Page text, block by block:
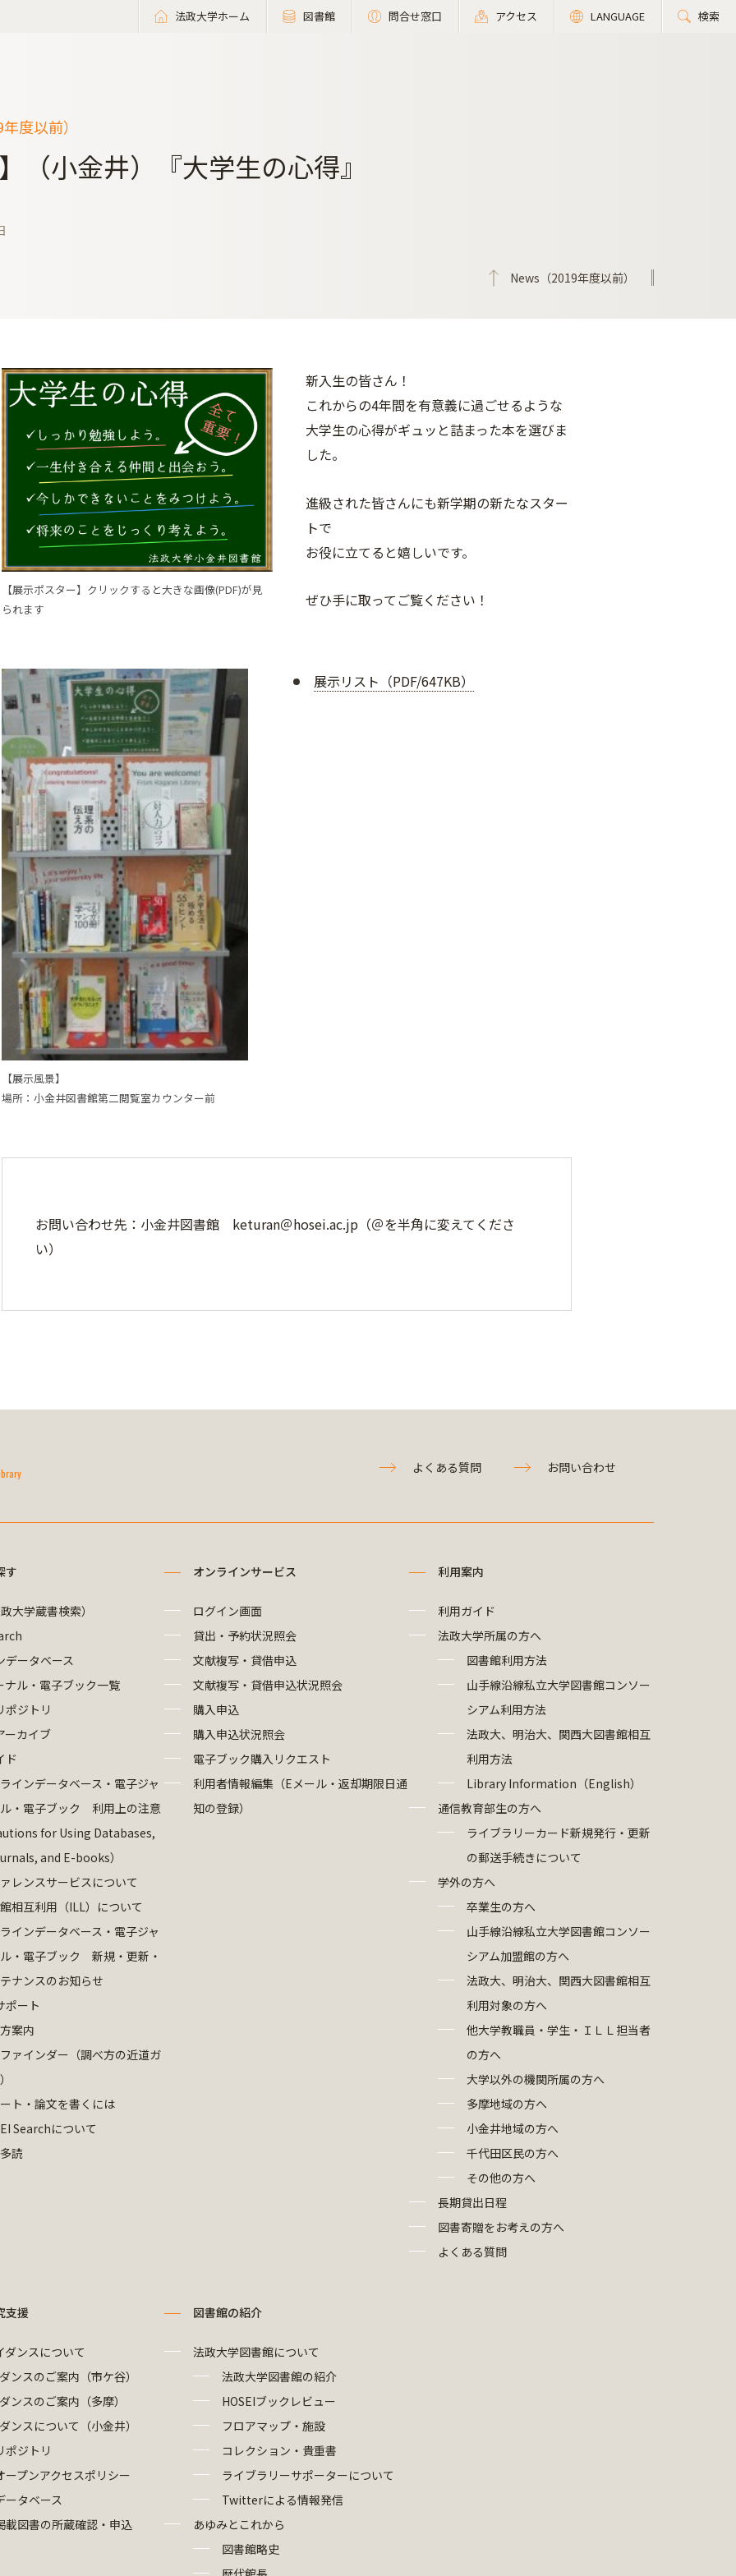
法政大学ホーム 図書館 問合せ窓口 アクセス LANGUAGE 検索
度以前）
（小金井）『大学生の心得』
News（2019年度以前）
【展示ポスター】クリックすると大きな画像(PDF)が見
られます
新入生の皆さん！
これからの4年間を有意義に過ごせるような
大学生の心得がギュッと詰まった本を選びま
した。
進級された皆さんにも新学期の新たなスター
トで
お役に立てると嬉しいです。
ぜひ手に取ってご覧ください！
【展示風景】
場所：小金井図書館第二閲覧室カウンター前
展示リスト（PDF/647KB）
お問い合わせ先：小金井図書館 keturan＠hosei.ac.jp（＠を半角に変えてくださ
い）
よくある質問 お問い合わせ
す
大学蔵書検索）
データベース
ナル・電子ブック一覧
ポジトリ
ーカイブ
ド
インデータベース・電子ジャ
・電子ブック 利用上の注意
for Using Databases,
and E-books）
レンスサービスについて
相互利用（ILL）について
インデータベース・電子ジャ
・電子ブック 新規・更新・
ナンスのお知らせ
ポート
案内
ァインダー（調べ方の近道ガ
ト・論文を書くには
Searchについて
読
オンラインサービス
ログイン画面
貸出・予約状況照会
文献複写・貸借申込
文献複写・貸借申込状況照会
購入申込
購入申込状況照会
電子ブック購入リクエスト
利用者情報編集（Eメール・返却期限日通
知の登録）
利用案内
利用ガイド
法政大学所属の方へ
図書館利用方法
山手線沿線私立大学図書館コンソー
シアム利用方法
法政大、明治大、関西大図書館相互
利用方法
Library Information（English）
通信教育部生の方へ
ライブラリーカード新規発行・更新
の郵送手続きについて
学外の方へ
卒業生の方へ
山手線沿線私立大学図書館コンソー
シアム加盟館の方へ
法政大、明治大、関西大図書館相互
利用対象の方へ
他大学教職員・学生・ＩＬＬ担当者
の方へ
大学以外の機関所属の方へ
多摩地域の方へ
小金井地域の方へ
千代田区民の方へ
その他の方へ
長期貸出日程
図書寄贈をお考えの方へ
よくある質問
支援
ダンスについて
ンスのご案内（市ケ谷）
ンスのご案内（多摩）
ンスについて（小金井）
ポジトリ
ープンアクセスポリシー
ータベース
載図書の所蔵確認・申込
図書館の紹介
法政大学図書館について
法政大学図書館の紹介
HOSEIブックレビュー
フロアマップ・施設
コレクション・貴重書
ライブラリーサポーターについて
Twitterによる情報発信
あゆみとこれから
図書館略史